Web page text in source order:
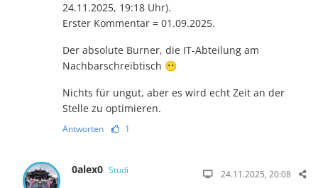
24.11.2025, 19:18 Uhr).
Erster Kommentar = 01.09.2025.
Der absolute Burner, die IT-Abteilung am
Nachbarschreibtisch 😶
Nichts für ungut, aber es wird echt Zeit an der
Stelle zu optimieren.
Antworten 1
0alex0 Studi 24.11.2025, 20:08